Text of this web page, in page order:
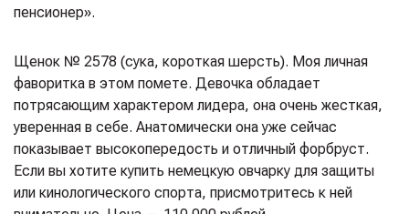
пенсионер».
Щенок № 2578 (сука, короткая шерсть). Моя личная
фаворитка в этом помете. Девочка обладает
потрясающим характером лидера, она очень жесткая,
уверенная в себе. Анатомически она уже сейчас
показывает высокопередость и отличный форбруст.
Если вы хотите купить немецкую овчарку для защиты
или кинологического спорта, присмотритесь к ней